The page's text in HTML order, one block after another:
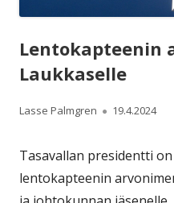
Lentokapteenin
Laukkaselle
Kirjoittaja
Lasse Palmgren Julkaistu
19.4.2024
Tasavallan presidentti
lentokapteenin